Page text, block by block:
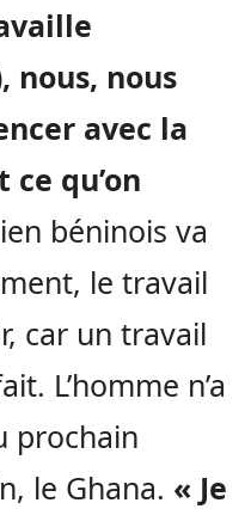
nous, nous
avec la
qu’on
béninois va
le travail
car un travail
L’homme n’a
prochain
le Ghana. « Je